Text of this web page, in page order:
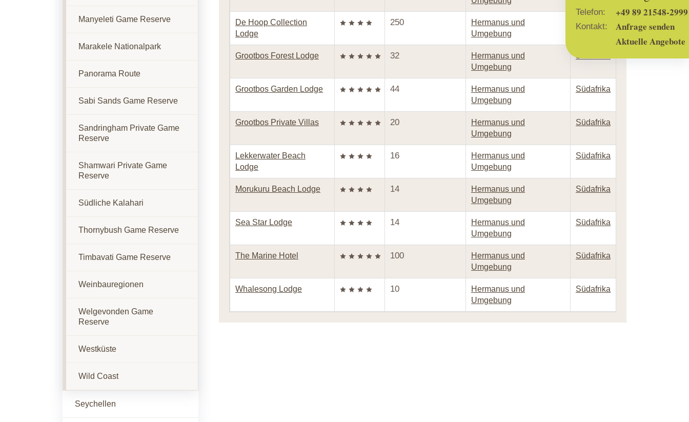
Telefon: +49 89 21548-2999
Anfrage senden
Aktuelle Angebote
De Hoop Collection
Lodge
250
Hermanus und
Umgebung
Südafrika
Grootbos Forest Lodge 32
Hermanus und
Umgebung
Südafrika
Grootbos Garden Lodge 44
Hermanus und
Umgebung
Südafrika
Grootbos Private Villas 20
Hermanus und
Umgebung
Südafrika
Lekkerwater Beach
Lodge
16
Hermanus und
Umgebung
Südafrika
Morukuru Beach Lodge 14
Hermanus und
Umgebung
Südafrika
Sea Star Lodge 14
Hermanus und
Umgebung
Südafrika
The Marine Hotel 100
Hermanus und
Umgebung
Südafrika
Whalesong Lodge 10
Hermanus und
Umgebung
Südafrika
Manyeleti Game Reserve
Marakele Nationalpark
Panorama Route
Sabi Sands Game Reserve
Sandringham Private Game
Reserve
Shamwari Private Game
Reserve
Südliche Kalahari
Thornybush Game Reserve
Timbavati Game Reserve
Weinbauregionen
Welgevonden Game
Reserve
Westküste
Wild Coast
Seychellen